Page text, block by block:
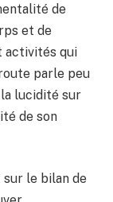
de
et de
activités qui
parle peu
lucidité sur
de son
sur le bilan de